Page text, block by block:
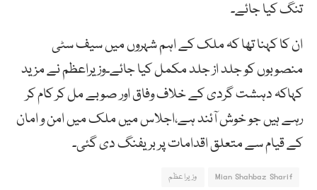
تنگ کیا جائے۔
ان کا کہنا تھا کہ ملک کے اہم شہروں میں سیف سٹی
منصوبوں کو جلد از جلد مکمل کیا جائے۔وزیراعظم نے مزید
کہاکہ دہشت گردی کے خلاف وفاق اور صوبے مل کر کام کر
رہے ہیں جو خوش آئند ہے،اجلاس میں ملک میں امن و امان
کے قیام سے متعلق اقدامات پر بریفنگ دی گئی۔
Mian Shahbaz Sharif وزیراعظم